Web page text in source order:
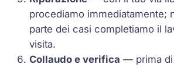
procediamo immediatamente;
parte dei casi completiamo il
visita.
Collaudo e verifica — prima di